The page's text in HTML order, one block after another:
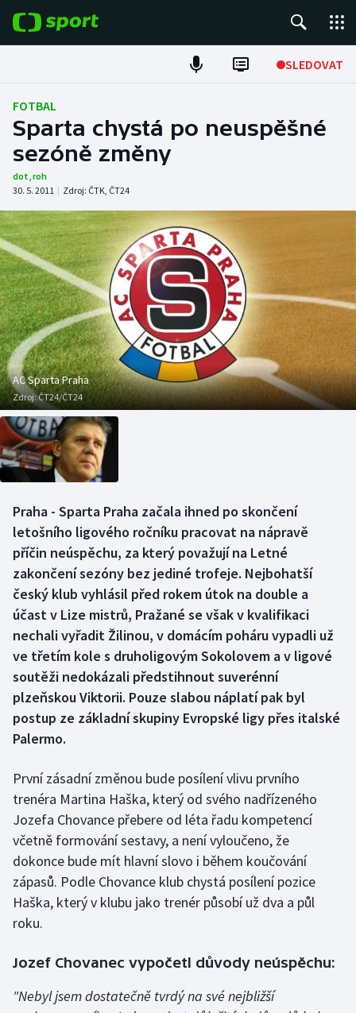
SLEDOVAT
Fotbal
Hokej
Tenis
Atletika
Cyklistika
DALŠÍ SPORTY
Americký fotbal
Baseball a softbal
Basketbal
Biatlon
Boby a skeleton
Box
Curling
Dostihy
Florbal
Futsal
Golf
Gymnastika
Házená
Jezdectví
Judo
Krasobruslení
NEPŘEHLÉDNĚTE
Soutěže
Historické návraty
Aplikace ČT sport
AZ kvíz
FOTBAL
Sparta chystá po neuspěšné
sezóně změny
dot,roh
30. 5. 2011 | Zdroj: ČTK, ČT24
AC Sparta Praha
Zdroj:ČT24/ČT24
Praha - Sparta Praha začala ihned po skončení
letošního ligového ročníku pracovat na nápravě
příčin neúspěchu, za který považují na Letné
zakončení sezóny bez jediné trofeje. Nejbohatší
český klub vyhlásil před rokem útok na double a
účast v Lize mistrů, Pražané se však v kvalifikaci
nechali vyřadit Žilinou, v domácím poháru vypadli už
ve třetím kole s druholigovým Sokolovem a v ligové
soutěži nedokázali předstihnout suverénní
plzeňskou Viktorii. Pouze slabou náplatí pak byl
postup ze základní skupiny Evropské ligy přes italské
Palermo.
První zásadní změnou bude posílení vlivu prvního
trenéra Martina Haška, který od svého nadřízeného
Jozefa Chovance přebere od léta řadu kompetencí
včetně formování sestavy, a není vyloučeno, že
dokonce bude mít hlavní slovo i během koučování
zápasů. Podle Chovance klub chystá posílení pozice
Haška, který v klubu jako trenér působí už dva a půl
roku.
Jozef Chovanec vypočetl důvody neúspěchu:
"Nebyl jsem dostatečně tvrdý na své nejbližší